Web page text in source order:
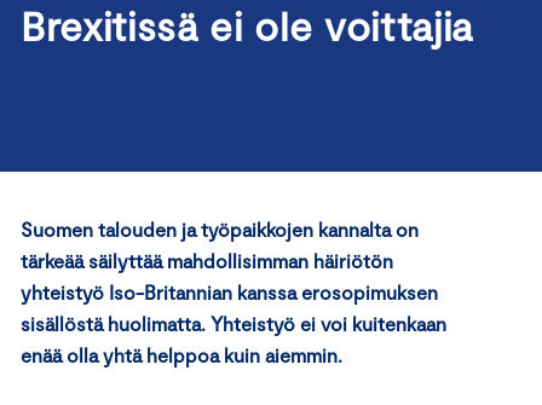
Brexitissä ei ole voittajia
Suomen talouden ja työpaikkojen kannalta on
tärkeää säilyttää mahdollisimman häiriötön
yhteistyö Iso-Britannian kanssa erosopimuksen
sisällöstä huolimatta. Yhteistyö ei voi kuitenkaan
enää olla yhtä helppoa kuin aiemmin.